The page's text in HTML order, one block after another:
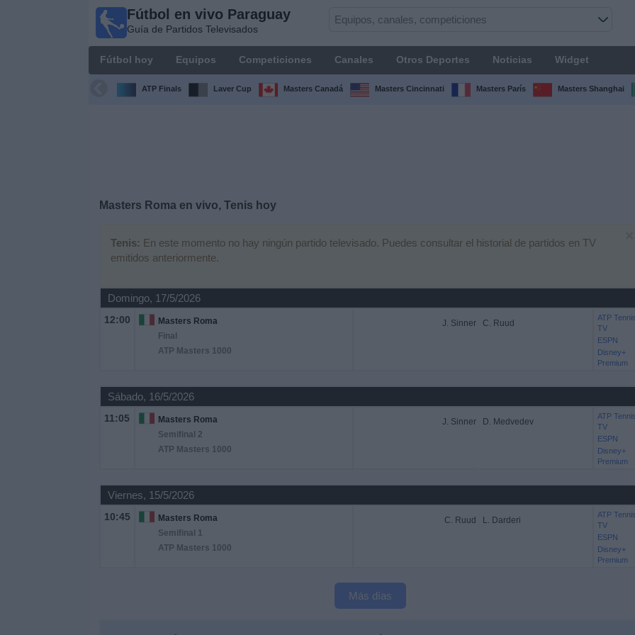
Fútbol en vivo Paraguay
Guía de Partidos Televisados
Fútbol hoy Equipos Competiciones Canales Otros Deportes Noticias Widget
ATP Finals Laver Cup Masters Canadá Masters Cincinnati Masters París Masters Shanghai
Masters Roma en vivo, Tenis hoy
Tenis: En este momento no hay ningún partido televisado. Puedes consultar el historial de partidos en TV
emitidos anteriormente.
Domingo, 17/5/2026
12:00
Masters Roma
Final
ATP Masters 1000
J. Sinner C. Ruud
ATP Tennis
TV
ESPN
Disney+
Premium
Sábado, 16/5/2026
11:05
Masters Roma
Semifinal 2
ATP Masters 1000
J. Sinner D. Medvedev
ATP Tennis
TV
ESPN
Disney+
Premium
Viernes, 15/5/2026
10:45
Masters Roma
Semifinal 1
ATP Masters 1000
C. Ruud L. Darderi
ATP Tennis
TV
ESPN
Disney+
Premium
Más días
Paraguay